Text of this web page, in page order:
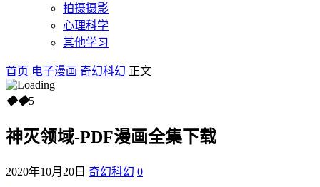
拍摄摄影
心理科学
其他学习
首页 电子漫画 奇幻科幻 正文
◆◆5
神灭领域-PDF漫画全集下载
2020年10月20日 奇幻科幻 0